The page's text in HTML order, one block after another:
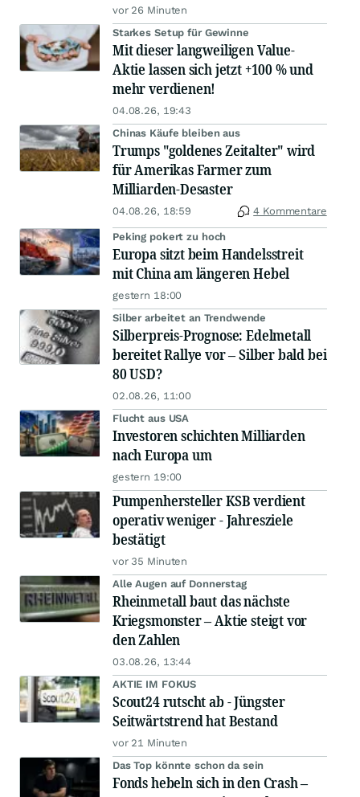
vor 26 Minuten
Starkes Setup für Gewinne
Mit dieser langweiligen Value-
Aktie lassen sich jetzt +100 % und
mehr verdienen!
04.08.26, 19:43
Chinas Käufe bleiben aus
Trumps "goldenes Zeitalter" wird
für Amerikas Farmer zum
Milliarden-Desaster
04.08.26, 18:59 4 Kommentare
Peking pokert zu hoch
Europa sitzt beim Handelsstreit
mit China am längeren Hebel
gestern 18:00
Silber arbeitet an Trendwende
Silberpreis-Prognose: Edelmetall
bereitet Rallye vor – Silber bald bei
80 USD?
02.08.26, 11:00
Flucht aus USA
Investoren schichten Milliarden
nach Europa um
gestern 19:00
Pumpenhersteller KSB verdient
operativ weniger - Jahresziele
bestätigt
vor 35 Minuten
Alle Augen auf Donnerstag
Rheinmetall baut das nächste
Kriegsmonster – Aktie steigt vor
den Zahlen
03.08.26, 13:44
AKTIE IM FOKUS
Scout24 rutscht ab - Jüngster
Seitwärtstrend hat Bestand
vor 21 Minuten
Das Top könnte schon da sein
Fonds hebeln sich in den Crash –